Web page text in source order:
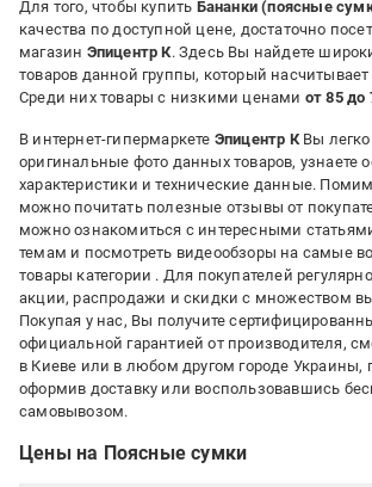
Для того, чтобы купить Бананки (поясные
качества по доступной цене, достаточно
магазин Эпицентр К. Здесь Вы найдете
товаров данной группы, который насчитывает
Среди них товары с низкими ценами от 85 до
В интернет-гипермаркете Эпицентр КВы легко
оригинальные фото данных товаров, узнаете
характеристики и технические данные.
можно почитать полезные отзывы от
можно ознакомиться с интересными
темам и посмотреть видеообзоры на самые
товары категории . Для покупателей
акции, распродажи и скидки с множеством
Покупая у нас, Вы получите
официальной гарантией от производителя,
в Киеве или в любом другом городе Украины,
оформив доставку или воспользовавшись
самовывозом.
Цены на Поясные сумки